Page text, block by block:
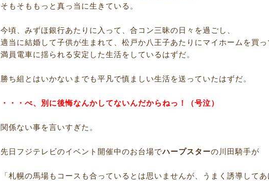
そもそももっと真っ当に生きている。
今頃、みずほ銀行あたりに入って、合コン三昧の日々を過ごし、
適当に結婚して子供が生まれて、松戸か八王子あたりにマイホームを買っ
満員電車に揺られる安定した生活をしているはずだ。
勝ち組とはいかないまでも平凡で慎ましい生活を送っていたはずだ。
・・・べ、別に後悔なんかしてないんだからねっ！（号泣）
関係ない事を言いすぎた。
先日フジテレビのイベント開催中のお台場でハープスターの川田騎手が
「札幌の馬場もコースも合っているとは思いませんが、うまく誘導して